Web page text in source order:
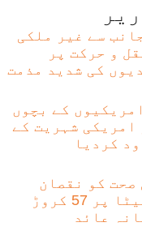
سے غیر ملکی
و حرکت پر
کی شدید مذمت
کے بچوں
امریکی شہریت کے
کردیا
صحت کو نقصان
پہنچانے پر میٹا پر 57 کروڑ
عائد